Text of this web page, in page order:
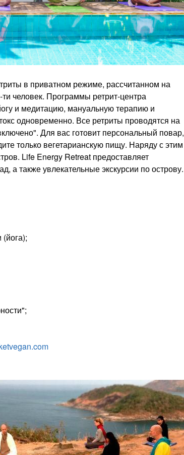
в приватном режиме, рассчитанном на
человек. Программы ретрит-центра
и медитацию, мануальную терапию и
одновременно. Все ретриты проводятся на
Для вас готовит персональный повар,
только вегетарианскую пищу. Наряду с этим
Life Energy Retreat предоставляет
а также увлекательные экскурсии по острову.
(йога);